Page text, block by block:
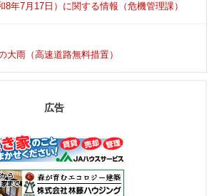
8年7月17日）に関する情報（危機管理課）
大雨（高速道路無料措置）
広告